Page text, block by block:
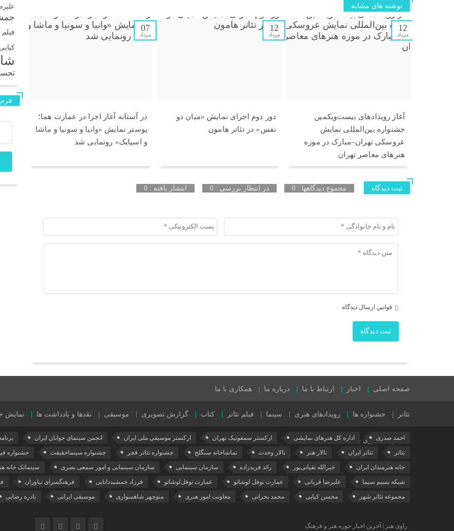
نوشته های مشابه
12
مرداد
آغاز رویدادهای بیست‌ویکمین
جشنواره بین‌المللی نمایش
عروسکی تهران–مبارک در موزه
هنرهای معاصر تهران
12
مرداد
دور دوم اجرای نمایش «میان دو
نفس» در تئاتر هامون
07
مرداد
در آستانه آغاز اجرا در عمارت هما؛
پوستر نمایش «وانیا و سونیا و ماشا
و اسپایک» رونمایی شد
ثبت دیدگاه مجموع دیدگاهها : 0 در انتظار بررسی : 0 انتشار یافته : 0
قوانین ارسال دیدگاه
ثبت دیدگاه
فیلم
کیایی
صفحه اصلی اخبار ارتباط با ما درباره ما همکاری با ما
تئاتر جشنواره ها رویدادهای هنری سینما فیلم تئاتر کتاب گزارش تصویری موسیقی نقدها و یادداشت ها نمایش
نمایش های روی صحنه
احمد صدری اداره کل هنرهای نمایشی ارکستر سمفونیک تهران ارکستر موسیقی ملی ایران انجمن سینمای جوانان ایران برنامه
تئاتر تئاتر ایران تالار هنر تالار وحدت تماشاخانه سنگلج جشنواره تئاتر فجر جشنواره سینماحقیقت جشنواره
خانه هنرمندان ایران خیرالله تقیانی‌پور رائد فریدزاده سازمان سینمایی سازمان سینمایی و امور سمعی بصری سینماتک خانه
شبکه نسیم سیما علیرضا قربانی عمارت نوفل لوشاتو عمارت نوفل‌لوشاتو فرزاد جمشیددانایی فرهنگسرای نیاوران
مجموعه تئاتر شهر محسن کیایی محمد بحرانی معاونت امور هنری منوچهر شاهسواری موسیقی ایرانی نادره رضایی
راوی هنر | آخرین اخبار حوزه هنر و فرهنگ